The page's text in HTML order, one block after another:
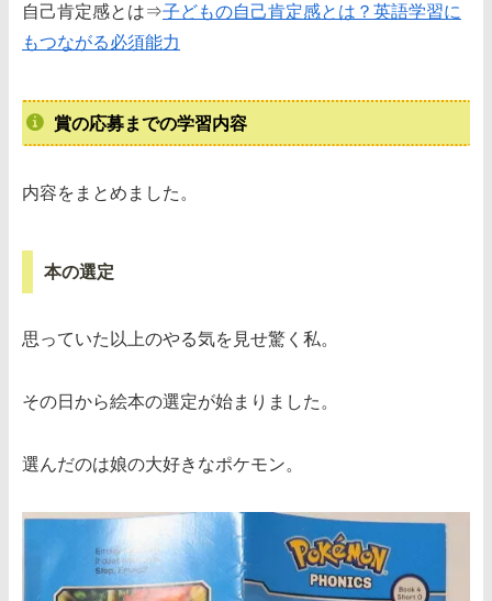
自己肯定感とは⇒子どもの自己肯定感とは？英語学習に
もつながる必須能力
賞の応募までの学習内容
内容をまとめました。
本の選定
思っていた以上のやる気を見せ驚く私。
その日から絵本の選定が始まりました。
選んだのは娘の大好きなポケモン。